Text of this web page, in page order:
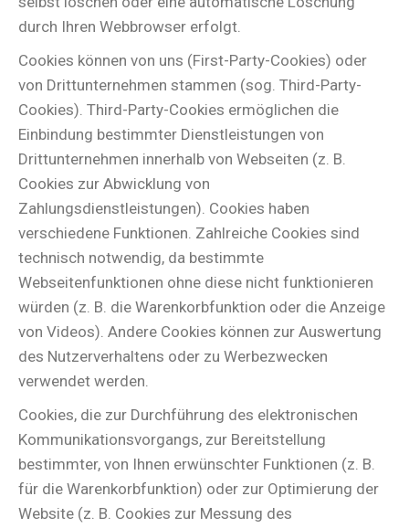
durch Ihren Webbrowser erfolgt.
Cookies können von uns (First-Party-Cookies) oder
von Drittunternehmen stammen (sog. Third-Party-
Cookies). Third-Party-Cookies ermöglichen die
Einbindung bestimmter Dienstleistungen von
Drittunternehmen innerhalb von Webseiten (z. B.
Cookies zur Abwicklung von
Zahlungsdienstleistungen). Cookies haben
verschiedene Funktionen. Zahlreiche Cookies sind
technisch notwendig, da bestimmte
Webseitenfunktionen ohne diese nicht funktionieren
würden (z. B. die Warenkorbfunktion oder die Anzeige
von Videos). Andere Cookies können zur Auswertung
des Nutzerverhaltens oder zu Werbezwecken
verwendet werden.
Cookies, die zur Durchführung des elektronischen
Kommunikationsvorgangs, zur Bereitstellung
bestimmter, von Ihnen erwünschter Funktionen (z. B.
für die Warenkorbfunktion) oder zur Optimierung der
Website (z. B. Cookies zur Messung des